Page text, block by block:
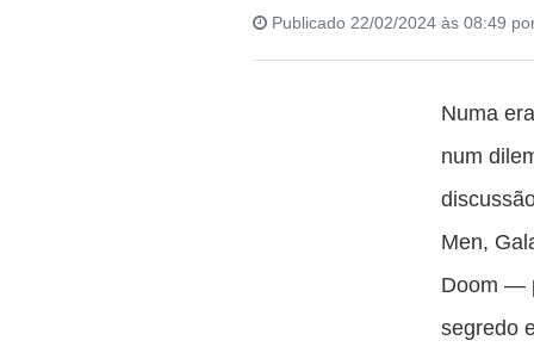
Publicado 22/02/2024 às 08:49
Numa
num
Men,
Doom —
segredo